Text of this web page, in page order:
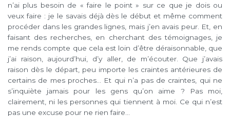
n’ai plus besoin de « faire le point » sur ce que je dois ou
veux faire : je le savais déjà dès le début et même comment
procéder dans les grandes lignes, mais j’en avais peur. Et, en
faisant des recherches, en cherchant des témoignages, je
me rends compte que cela est loin d’être déraisonnable, que
j’ai raison, aujourd’hui, d’y aller, de m’écouter. Que j’avais
raison dès le départ, peu importe les craintes antérieures de
certains de mes proches… Et qui n’a pas de craintes, qui ne
s’inquiète jamais pour les gens qu’on aime ? Pas moi,
clairement, ni les personnes qui tiennent à moi. Ce qui n’est
pas une excuse pour ne rien faire…